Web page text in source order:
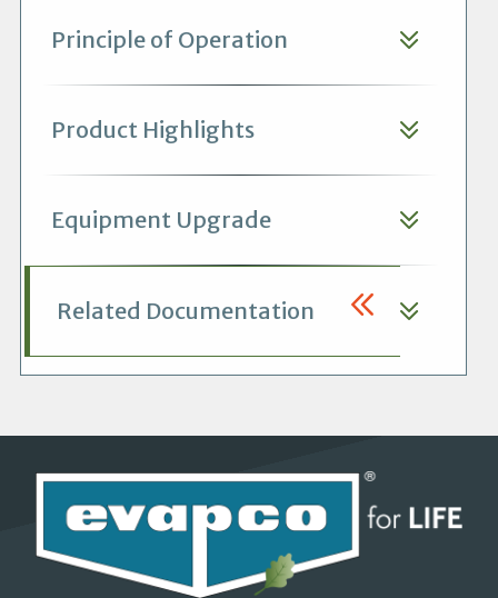
Principle of Operation
Product Highlights
Equipment Upgrade
Related Documentation